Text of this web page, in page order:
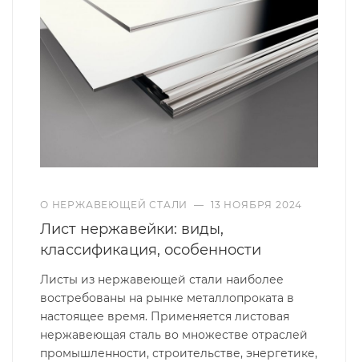
О НЕРЖАВЕЮЩЕЙ СТАЛИ — 13 НОЯБРЯ 2024
Лист нержавейки: виды,
классификация, особенности
Листы из нержавеющей стали наиболее
востребованы на рынке металлопроката в
настоящее время. Применяется листовая
нержавеющая сталь во множестве отраслей
промышленности, строительстве, энергетике,